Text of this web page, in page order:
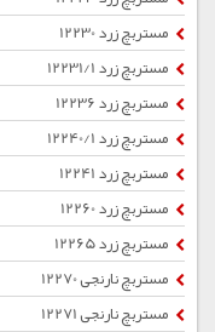
مستربچ زرد 12230
مستربچ زرد 12231/1
مستربچ زرد 12236
مستربچ زرد 12240/1
مستربچ زرد 12241
مستربچ زرد 12260
مستربچ زرد 12265
مستربچ نارنجی 12270
مستربچ نارنجی 12271